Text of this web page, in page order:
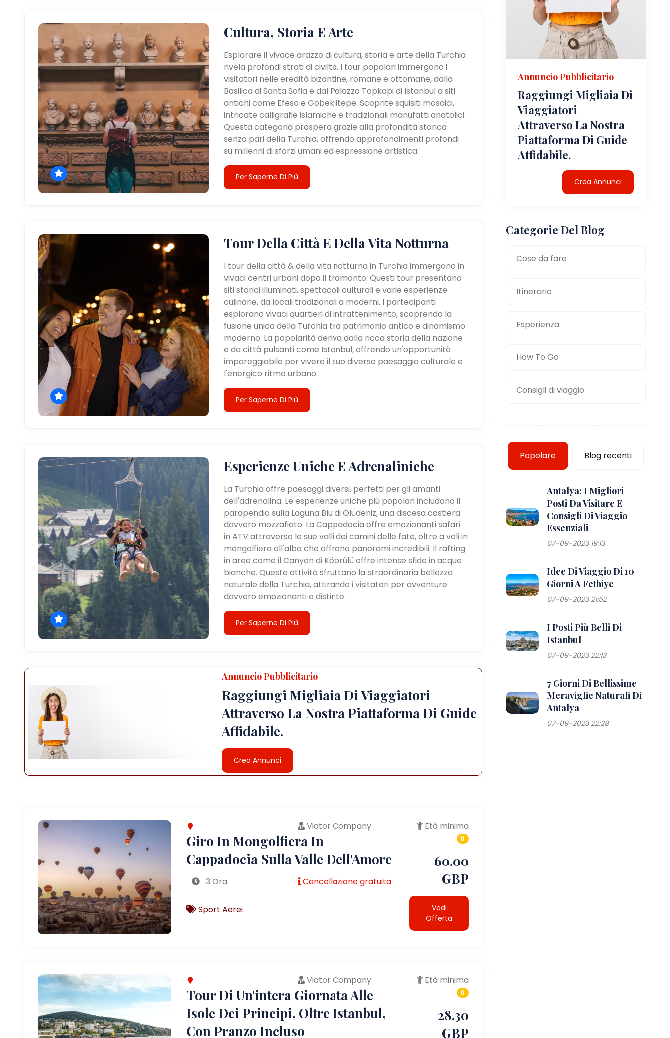
Cultura, Storia E Arte
Esplorare il vivace arazzo di cultura, storia e arte della Turchia
rivela profondi strati di civiltà. I tour popolari immergono i
visitatori nelle eredità bizantine, romane e ottomane, dalla
Basilica di Santa Sofia e dal Palazzo Topkapi di Istanbul a siti
antichi come Efeso e Göbeklitepe. Scoprite squisiti mosaici,
intricate calligrafie islamiche e tradizionali manufatti anatolici.
Questa categoria prospera grazie alla profondità storica
senza pari della Turchia, offrendo approfondimenti profondi
su millenni di sforzi umani ed espressione artistica.
Per Saperne Di Più
Tour Della Città E Della Vita Notturna
I tour della città & della vita notturna in Turchia immergono in
vivaci centri urbani dopo il tramonto. Questi tour presentano
siti storici illuminati, spettacoli culturali e varie esperienze
culinarie, da locali tradizionali a moderni. I partecipanti
esplorano vivaci quartieri di intrattenimento, scoprendo la
fusione unica della Turchia tra patrimonio antico e dinamismo
moderno. La popolarità deriva dalla ricca storia della nazione
e da città pulsanti come Istanbul, offrendo un'opportunità
impareggiabile per vivere il suo diverso paesaggio culturale e
l'energico ritmo urbano.
Per Saperne Di Più
Esperienze Uniche E Adrenaliniche
La Turchia offre paesaggi diversi, perfetti per gli amanti
dell'adrenalina. Le esperienze uniche più popolari includono il
parapendio sulla Laguna Blu di Ölüdeniz, una discesa costiera
davvero mozzafiato. La Cappadocia offre emozionanti safari
in ATV attraverso le sue valli dei camini delle fate, oltre a voli in
mongolfiera all'alba che offrono panorami incredibili. Il rafting
in aree come il Canyon di Köprülü offre intense sfide in acque
bianche. Queste attività sfruttano la straordinaria bellezza
naturale della Turchia, attirando i visitatori per avventure
davvero emozionanti e distinte.
Per Saperne Di Più
Annuncio Pubblicitario
Raggiungi Migliaia Di Viaggiatori
Attraverso La Nostra Piattaforma Di Guide
Affidabile.
Crea Annunci
Viator Company
Giro In Mongolfiera In
Cappadocia Sulla Valle Dell'Amore
3 Ora Cancellazione gratuita
Sport Aerei
Età minima
0
60.00
GBP
Vedi
Offerta
Viator Company
Tour Di Un'intera Giornata Alle
Isole Dei Principi, Oltre Istanbul,
Con Pranzo Incluso
Età minima
0
28.30
GBP
Annuncio Pubblicitario
Raggiungi Migliaia Di
Viaggiatori
Attraverso La Nostra
Piattaforma Di Guide
Affidabile.
Crea Annunci
Categorie Del Blog
Cose da fare
Itinerario
Esperienza
How To Go
Consigli di viaggio
Popolare Blog recenti
Antalya: I Migliori
Posti Da Visitare E
Consigli Di Viaggio
Essenziali
07-09-2023 19:13
Idee Di Viaggio Di 10
Giorni A Fethiye
07-09-2023 21:52
I Posti Più Belli Di
Istanbul
07-09-2023 22:13
7 Giorni Di Bellissime
Meraviglie Naturali Di
Antalya
07-09-2023 22:28